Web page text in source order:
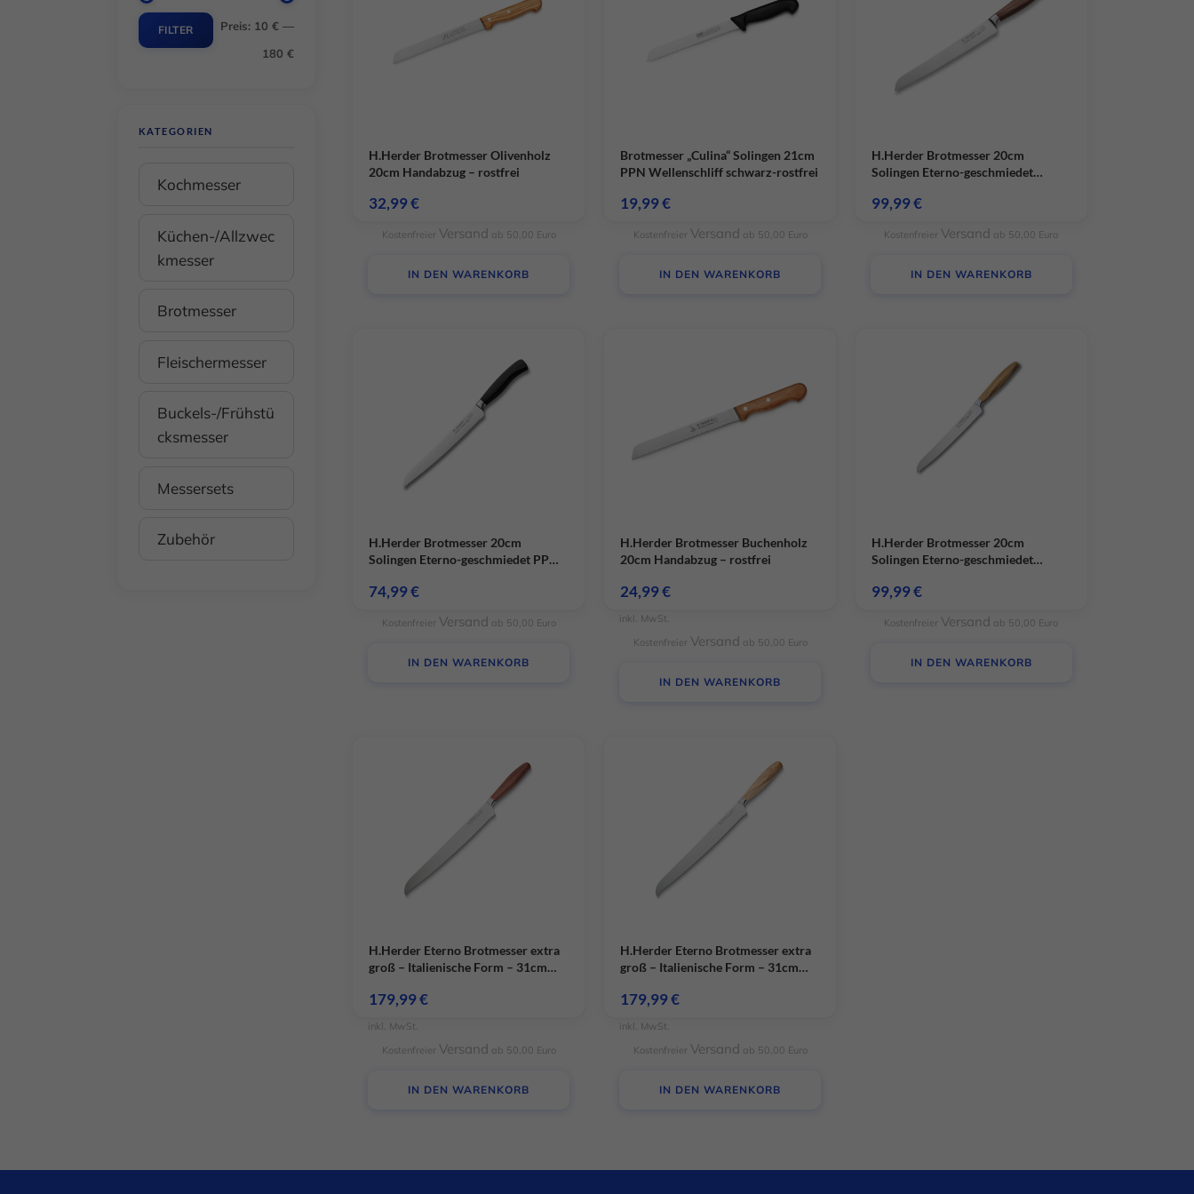
H.Herder Brotmesser Olivenholz
20cm Handabzug – rostfrei
32,99€
Kostenfreier Versand ab 50,00 Euro
IN DEN WARENKORB
Brotmesser „Culina“ Solingen 21cm
PPN Wellenschliff schwarz-rostfrei
19,99€
Kostenfreier Versand ab 50,00 Euro
IN DEN WARENKORB
H.Herder Brotmesser 20cm
Solingen Eterno-geschmiedet
99,99€
Kostenfreier Versand ab 50,00 Euro
IN DEN WARENKORB
H.Herder Brotmesser 20cm
Solingen Eterno-geschmiedet PPN
74,99€
Kostenfreier Versand ab 50,00 Euro
IN DEN WARENKORB
H.Herder Brotmesser Buchenholz
20cm Handabzug – rostfrei
24,99€
inkl. MwSt.
Kostenfreier Versand ab 50,00 Euro
IN DEN WARENKORB
H.Herder Brotmesser 20cm
Solingen Eterno-geschmiedet
99,99€
Kostenfreier Versand ab 50,00 Euro
IN DEN WARENKORB
H.Herder Eterno Brotmesser extra
groß – Italienische Form – 31cm
179,99€
inkl. MwSt.
Kostenfreier Versand ab 50,00 Euro
IN DEN WARENKORB
H.Herder Eterno Brotmesser extra
groß – Italienische Form – 31cm
179,99€
inkl. MwSt.
Kostenfreier Versand ab 50,00 Euro
IN DEN WARENKORB
Min.
Max.
FILTER Preis: 10 € —
180 €
KATEGORIEN
Kochmesser
Küchen-/Allzwec
kmesser
Brotmesser
Fleischermesser
Buckels-/Frühstü
cksmesser
Messersets
Zubehör
Cookie-Informationen anzeigen